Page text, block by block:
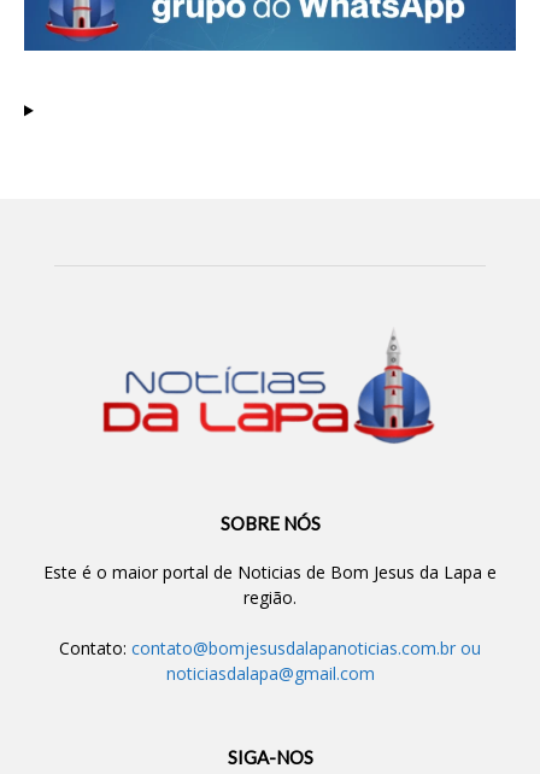
SOBRE NÓS
Este é o maior portal de Noticias de Bom Jesus da Lapa e
região.
Contato: contato@bomjesusdalapanoticias.com.br ou
noticiasdalapa@gmail.com
SIGA-NOS